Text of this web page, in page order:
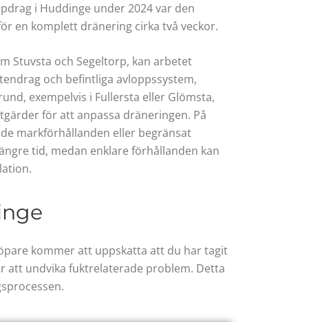
i Huddinge under 2024 var den
en komplett dränering cirka två veckor.
Stuvsta och Segeltorp, kan arbetet
och befintliga avloppssystem,
exempelvis i Fullersta eller Glömsta,
för att anpassa dräneringen. På
markförhållanden eller begränsat
tid, medan enklare förhållanden kan
kommer att uppskatta att du har tagit
att undvika fuktrelaterade problem. Detta